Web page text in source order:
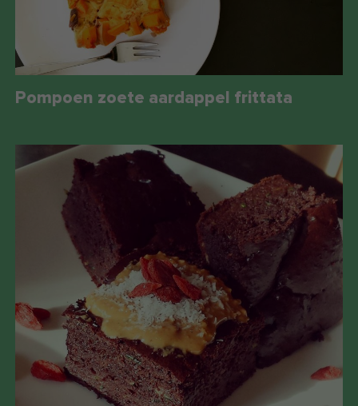
Pompoen zoete aardappel frittata